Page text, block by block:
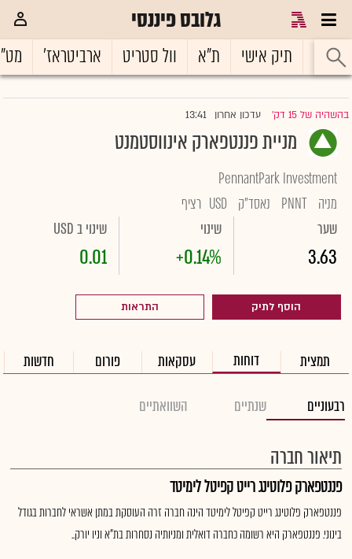
גלובס פיננסי
ראשי תיק אישי ת"א וול סטריט ארביטראז'
בהשהיה של 15 דק' |עדכון אחרון 13:41
מניית פננטפארק אינווסטמנט
PennantPark Investment
מניה PNNT נאסד"ק USD רציף
שער
3.63
שינוי
+0.14%
שינוי ב USD
0.01
הוסף לתיק התראות
תמצית דוחות עסקאות פורום חדשות
רבעוניים שנתיים השוואתיים
תיאור חברה
פננטפארק פלוטינג רייט קפיטל לימיטד
פננטפארק פלוטינג רייט קפיטל לימיטד הינה חברה זרה העוסקת במתן אשראי לחברות בגודל
בינוני. פננטפארק היא רשומה כחברה דואלית ומניותיה נסחרות בת"א וניו יורק..